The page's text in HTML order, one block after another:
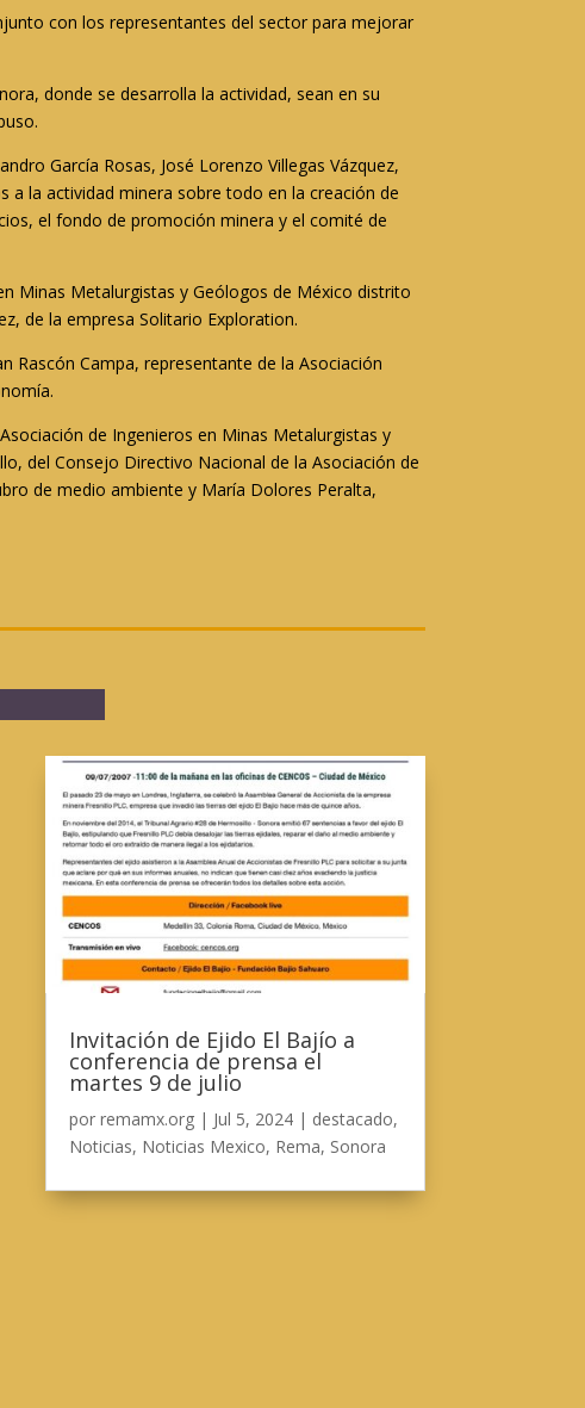
con los representantes del sector para mejorar
donde se desarrolla la actividad, sean en su
García Rosas, José Lorenzo Villegas Vázquez,
a la actividad minera sobre todo en la creación de
el fondo de promoción minera y el comité de
Minas Metalurgistas y Geólogos de México distrito
de la empresa Solitario Exploration.
Rascón Campa, representante de la Asociación
de Ingenieros en Minas Metalurgistas y
del Consejo Directivo Nacional de la Asociación de
de medio ambiente y María Dolores Peralta,
Invitación de Ejido El Bajío a
conferencia de prensa el
martes 9 de julio
por remamx.org| Jul 5, 2024| destacado,
Noticias, Noticias Mexico, Rema, Sonora